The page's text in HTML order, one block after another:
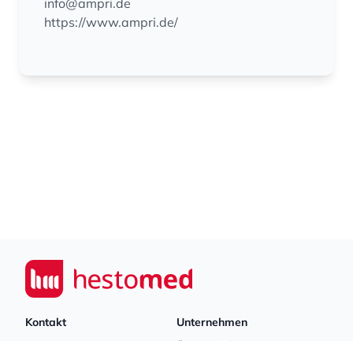
info@ampri.de
https://www.ampri.de/
Seiwert GmbH
Kontakt
Unternehmen